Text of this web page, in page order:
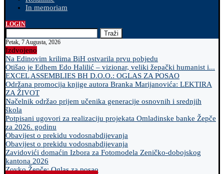
In memoriam
LOGIN
Traži
Petak, 7 Augusta, 2026
Izdvojeno
Na Edinovim krilima BiH ostvarila prvu pobjedu
Otišao je Edhem Edo Halilić – vizionar, veliki žepački humanist i...
EXCEL ASSEMBLIES BH D.O.O.: OGLAS ZA POSAO
Održana promocija knjige autora Branka Marijanovića: LEKTIRA
ZA ŽIVOT
Načelnik održao prijem učenika generacije osnovnih i srednjih
škola
Potpisani ugovori za realizaciju projekata Omladinske banke Žepče
za 2026. godinu
Obavijest o prekidu vodosnabdijevanja
Obavijest o prekidu vodosnabdijevanja
Zavidovići domaćin Izbora za Fotomodela Zeničko-dobojskog
kantona 2026
Zovko Žepče: Oglas za posao